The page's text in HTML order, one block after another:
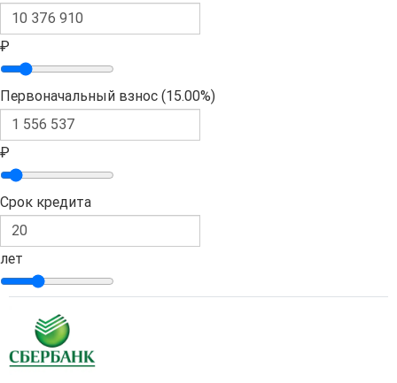
₽
Первоначальный взнос (15.00%)
₽
Срок кредита
лет